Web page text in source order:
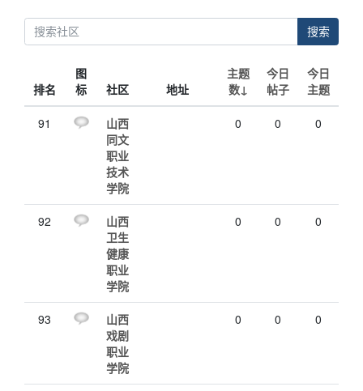
搜索
排名
图
标
社区 地址
主题
数↓
今日
帖子
今日
主题
91
山西
同文
职业
技术
学院
0 0 0
92
山西
卫生
健康
职业
学院
0 0 0
93
山西
戏剧
职业
学院
0 0 0